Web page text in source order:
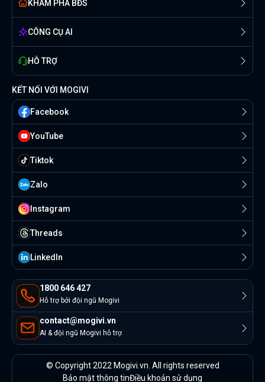
KHÁM PHÁ BĐS
CÔNG CỤ AI
HỖ TRỢ
1800 646 427
Hỗ trợ bởi đội ngũ Mogivi
contact@mogivi.vn
AI & đội ngũ Mogivi hỗ trợ
KẾT NỐI VỚI MOGIVI
Facebook
YouTube
Tiktok
Zalo
Instagram
Threads
Linkedln
© Copyright 2022 Mogivi.vn. All rights reserved
Bảo mật thông tinĐiều khoản sử dụng